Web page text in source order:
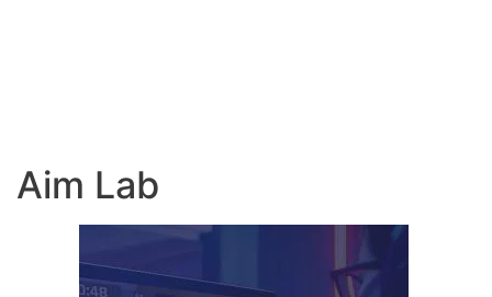
Aim Lab